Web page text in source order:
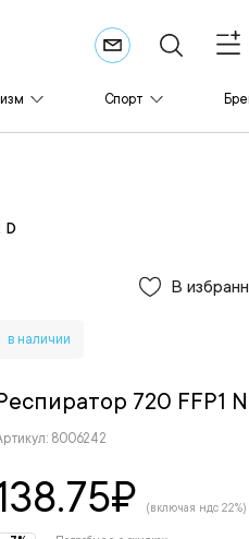
Спорт
D
В
в наличии
720 FFP1
8006242
₽ (включая ндс 22%)